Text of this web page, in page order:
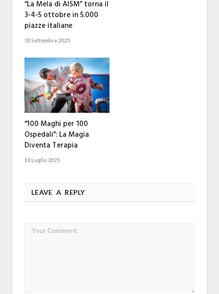
“La Mela di AISM” torna il
3-4-5 ottobre in 5.000
piazze italiane
30 Settembre 2025
“100 Maghi per 100
Ospedali”: La Magia
Diventa Terapia
18 Luglio 2025
LEAVE A REPLY